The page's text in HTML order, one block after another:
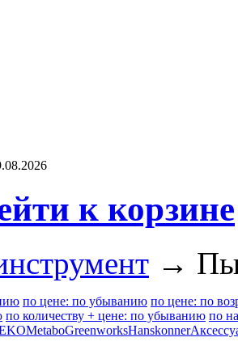
к корзине
→
по цене: по убыванию по цене: по
по количеству + цене: по убыванию по
MetaboGreenworksHanskonner